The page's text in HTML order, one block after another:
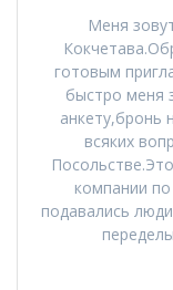
Меня
готовым
быстро меня
анкету,бронь
всяких
компании
подавались